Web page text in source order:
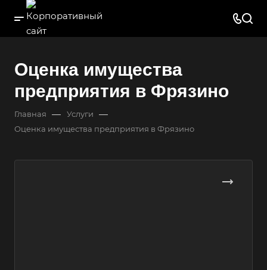
Оценка имущества
предприятия в Фрязино
Главная — Услуги —
Оценка имущества предприятия в Фрязино